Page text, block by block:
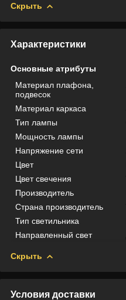
Скрыть
Характеристики
Основные атрибуты
Материал плафона,
подвесок
Материал каркаса
Тип лампы
Мощность лампы
Напряжение сети
Цвет
Цвет свечения
Производитель
Страна производитель
Тип светильника
Направленный свет
Скрыть
Условия доставки